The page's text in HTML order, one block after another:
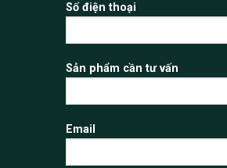
Số điện thoại
Sản phẩm cần tư vấn
Email